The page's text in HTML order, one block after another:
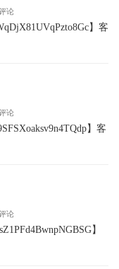
论
】客
论
】客
论
】